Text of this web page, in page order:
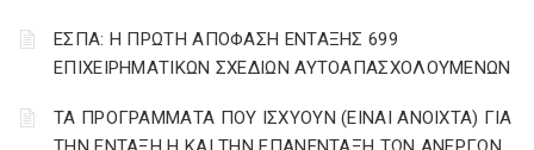
ΕΣΠΑ: Η ΠΡΩΤΗ ΑΠΟΦΑΣΗ ΕΝΤΑΞΗΣ 699
ΕΠΙΧΕΙΡΗΜΑΤΙΚΩΝ ΣΧΕΔΙΩΝ ΑΥΤΟΑΠΑΣΧΟΛΟΥΜΕΝΩΝ
ΤΑ ΠΡΟΓΡΑΜΜΑΤΑ ΠΟΥ ΙΣΧΥΟΥΝ (ΕΙΝΑΙ ΑΝΟΙΧΤΑ) ΓΙΑ